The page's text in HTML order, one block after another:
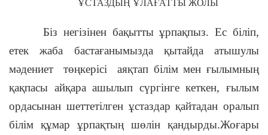
ҰСТАЗДЫҢ ҰЛАҒАТТЫ ЖОЛЫ
Біз негізінен бақытты ұрпақпыз. Ес біліп,
етек жаба бастағанымызда қытайда атышулы
мәдениет төңкерісі аяқтап білім мен ғылымның
қақпасы айқара ашылып сүргінге кеткен, ғылым
ордасынан шеттетілген ұстаздар қайтадан оралып
білім құмар ұрпақтың шөлін қандырды.Жоғары